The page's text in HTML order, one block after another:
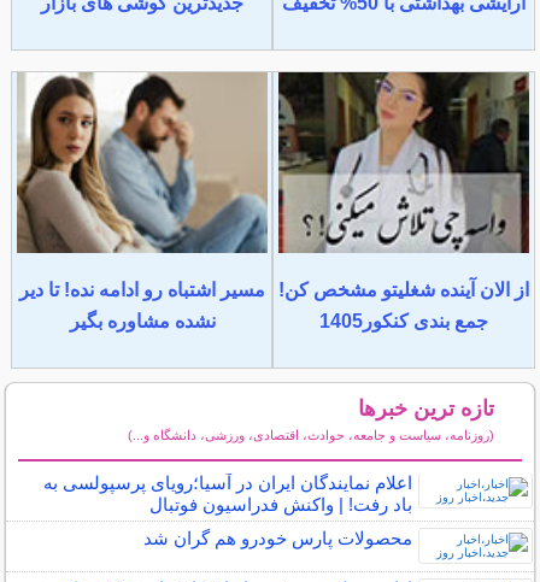
از الان آینده شغلیتو مشخص کن!
جمع بندی کنکور1405
مسیر اشتباه رو ادامه نده! تا دیر
نشده مشاوره بگیر
تازه ترین خبرها
(روزنامه، سیاست و جامعه، حوادث، اقتصادی، ورزشی، دانشگاه و...)
اعلام نمایندگان ایران در آسیا؛رویای پرسپولسی به
باد رفت! | واکنش فدراسیون فوتبال
محصولات پارس خودرو هم گران شد